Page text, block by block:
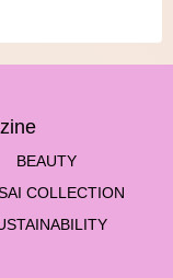
BEAUTY
COLLECTION